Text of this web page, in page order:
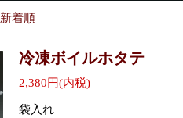
新着順
冷凍ボイルホタテ
2,380円(内税)
袋入れ